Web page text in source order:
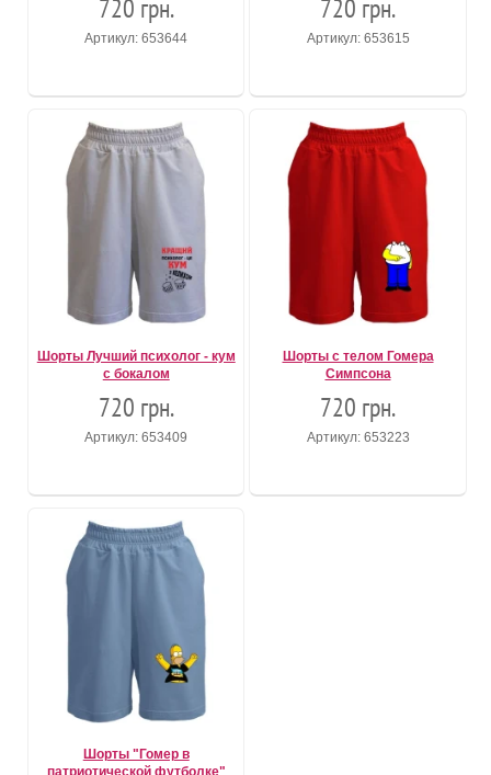
720 грн.
Артикул: 653644
720 грн.
Артикул: 653615
Шорты Лучший психолог - кум
с бокалом
720 грн.
Артикул: 653409
Шорты с телом Гомера
Симпсона
720 грн.
Артикул: 653223
Шорты "Гомер в
патриотической футболке"